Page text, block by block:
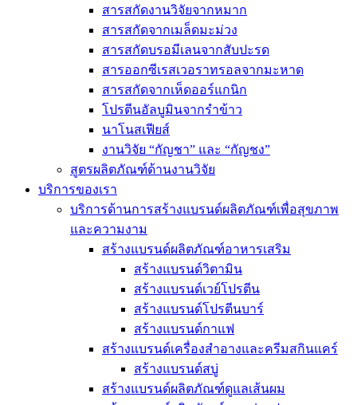
สารสกัดงานวิจัยจากหมาก
สารสกัดจากเมล็ดมะม่วง
สารสกัดบรอมีเลนจากสับปะรด
สารออกซีเรสเวอราทรอลจากมะหาด
สารสกัดจากเห็ดออร์แกนิก
โปรตีนอัลบูมินจากรำข้าว
นาโนสเฟียส์
งานวิจัย “กัญชา” และ “กัญชง”
สูตรผลิตภัณฑ์ด้านงานวิจัย
บริการของเรา
บริการด้านการสร้างแบรนด์ผลิตภัณฑ์เพื่อสุขภาพ
และความงาม
สร้างแบรนด์ผลิตภัณฑ์อาหารเสริม
สร้างแบรนด์วิตามิน
สร้างแบรนด์เวย์โปรตีน
สร้างแบรนด์โปรตีนบาร์
สร้างแบรนด์กาแฟ
สร้างแบรนด์เครื่องสำอางและครีมสกินแคร์
สร้างแบรนด์สบู่
สร้างแบรนด์ผลิตภัณฑ์ดูแลเส้นผม